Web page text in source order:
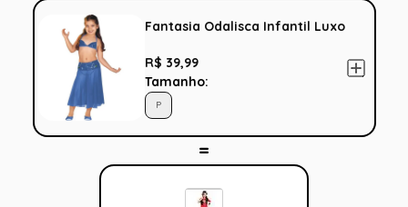
Fantasia Odalisca Infantil Luxo
R$ 39,99
Tamanho:
P